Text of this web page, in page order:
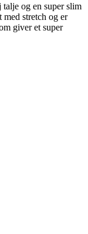
og en super slim
stretch og er
giver et super